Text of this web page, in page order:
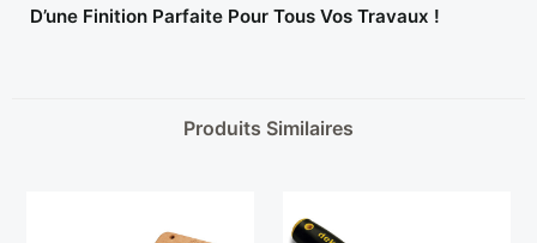
D’une Finition Parfaite Pour Tous Vos Travaux !
Produits Similaires